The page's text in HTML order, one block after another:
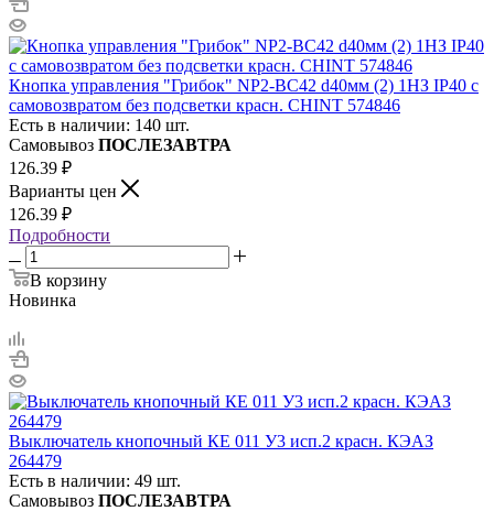
Кнопка управления "Грибок" NP2-BC42 d40мм (2) 1НЗ IP40 с
самовозвратом без подсветки красн. CHINT 574846
Есть в наличии: 140 шт.
Самовывоз ПОСЛЕЗАВТРА
126.39 ₽
Варианты цен
126.39 ₽
Подробности
В корзину
Новинка
Выключатель кнопочный КЕ 011 У3 исп.2 красн. КЭАЗ
264479
Есть в наличии: 49 шт.
Самовывоз ПОСЛЕЗАВТРА